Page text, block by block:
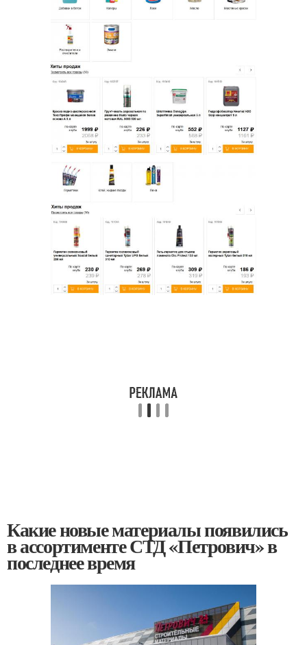
Какие новые материалы появились
в ассортименте СТД «Петрович» в
последнее время